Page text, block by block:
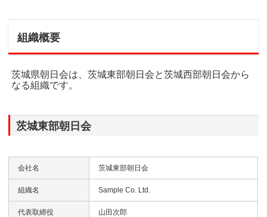
組織概要
茨城県朝日会は、茨城東部朝日会と茨城西部朝日会から
なる組織です。
茨城東部朝日会
会社名 茨城東部朝日会
組織名 Sample Co. Ltd.
代表取締役 山田次郎